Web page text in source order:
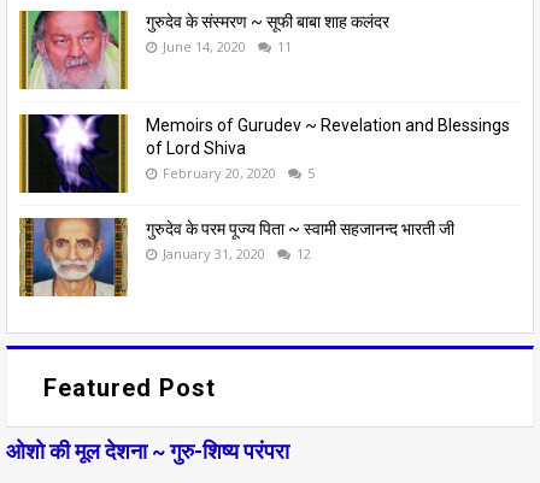
गुरुदेव के संस्मरण ~ सूफी बाबा शाह कलंदर
June 14, 2020 11
Memoirs of Gurudev ~ Revelation and Blessings
of Lord Shiva
February 20, 2020 5
गुरुदेव के परम पूज्य पिता ~ स्वामी सहजानन्द भारती जी
January 31, 2020 12
Featured Post
ओशो की मूल देशना ~ गुरु-शिष्य परंपरा